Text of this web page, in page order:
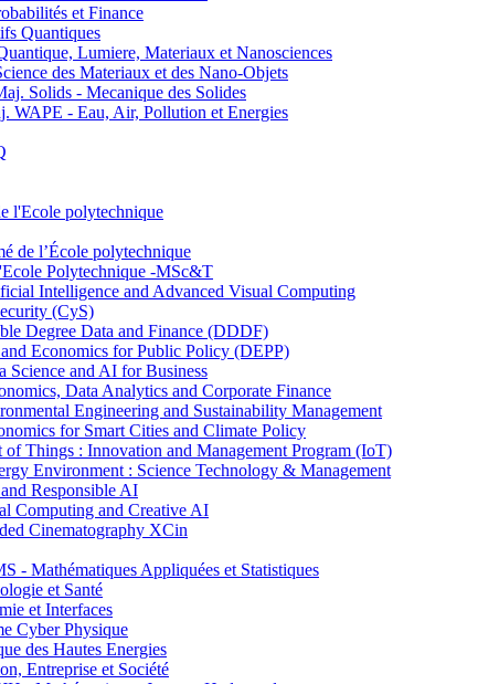
et Finance
Quantiques
Lumiere, Materiaux et Nanosciences
des Materiaux et des Nano-Objets
Solids - Mecanique des Solides
WAPE - Eau, Air, Pollution et Energies
l'Ecole polytechnique
de l’École polytechnique
Polytechnique -MSc&T
Intelligence and Advanced Visual Computing
(CyS)
Degree Data and Finance (DDDF)
Economics for Public Policy (DEPP)
and AI for Business
Data Analytics and Corporate Finance
Engineering and Sustainability Management
for Smart Cities and Climate Policy
Things : Innovation and Management Program (IoT)
Environment : Science Technology & Management
Responsible AI
Computing and Creative AI
Cinematography XCin
- Mathématiques Appliquées et Statistiques
et Santé
et Interfaces
Cyber Physique
des Hautes Energies
Entreprise et Société